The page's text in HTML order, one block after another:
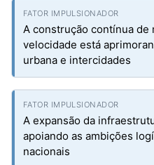
A construção contínua
velocidade está
urbana e intercidades
A expansão da
apoiando as ambições
nacionais